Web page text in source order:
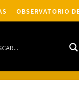
OBSERVATORIO